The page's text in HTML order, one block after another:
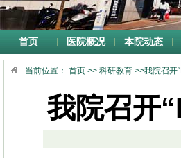
首页 医院概况 本院动态
当前位置： 首页 >> 科研教育 >>我院召开
我院召开